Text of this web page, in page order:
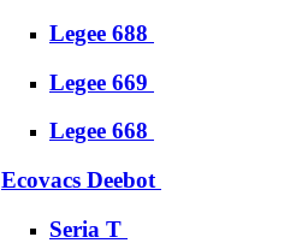
Legee 688
Legee 669
Legee 668
Ecovacs Deebot
Seria T